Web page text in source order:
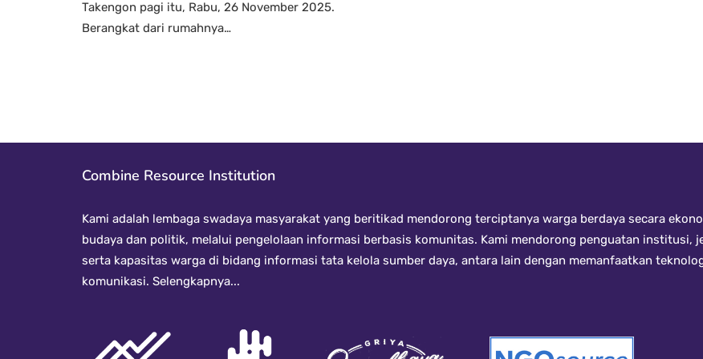
Takengon pagi itu, Rabu, 26 November 2025.
Berangkat dari rumahnya…
Combine Resource Institution
Kami adalah lembaga swadaya masyarakat yang beritikad mendorong terciptanya warga berdaya secara
budaya dan politik, melalui pengelolaan informasi berbasis komunitas. Kami mendorong penguatan institusi,
serta kapasitas warga di bidang informasi tata kelola sumber daya, antara lain dengan memanfaatkan
komunikasi. Selengkapnya...